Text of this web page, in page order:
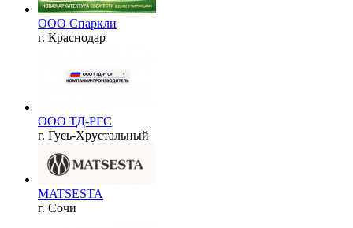
ООО Спаркли
г. Краснодар
ООО ТД-РГС
г. Гусь-Хрустальный
MATSESTA
г. Сочи